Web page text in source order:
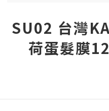
SU02 台灣
荷蛋髮膜